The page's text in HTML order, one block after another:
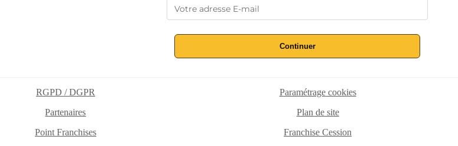
Continuer
RGPD / DGPR
Paramétrage cookies
Partenaires
Plan de site
Point Franchises Franchise Cession